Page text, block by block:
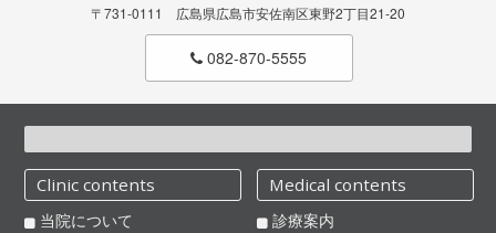
〒731-0111 広島県広島市安佐南区東野2丁目21-20
082-870-5555
Clinic contents
当院について
Medical contents
診療案内